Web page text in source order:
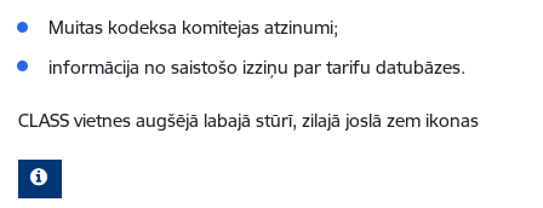
Muitas kodeksa komitejas atzinumi;
informācija no saistošo izziņu par tarifu datubāzes.
CLASS vietnes augšējā labajā stūrī, zilajā joslā zem ikonas